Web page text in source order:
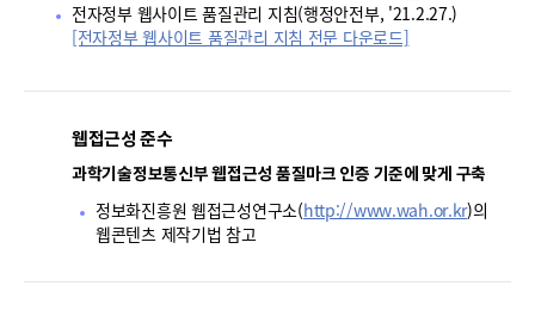
HRST
Policy
Platform
전자정부 웹사이트 품질관리 지침(행정안전부, '21.2.27.)
[전자정부 웹사이트 품질관리 지침 전문 다운로드]
웹접근성 준수
과학기술정보통신부 웹접근성 품질마크 인증 기준에 맞게 구축
정보화진흥원 웹접근성연구소(http://www.wah.or.kr)의
웹콘텐츠 제작기법 참고